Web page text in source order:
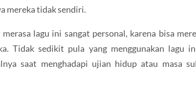
mereka tidak sendiri.
lagu ini sangat personal, karena bisa
Tidak sedikit pula yang menggunakan lagu
saat menghadapi ujian hidup atau masa